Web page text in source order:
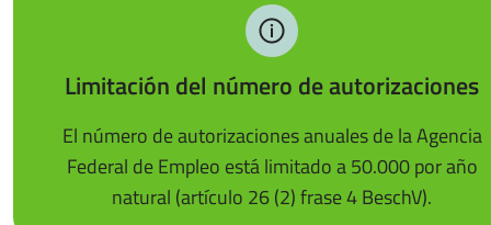
Limitación del número de autorizaciones
El número de autorizaciones anuales de la Agencia
Federal de Empleo está limitado a 50.000 por año
natural (artículo 26 (2) frase 4 BeschV).